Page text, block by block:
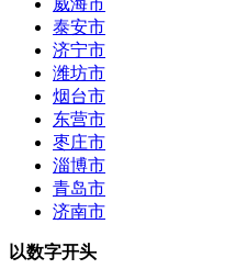
泰安市
济宁市
潍坊市
烟台市
东营市
枣庄市
淄博市
青岛市
济南市
以数字开头